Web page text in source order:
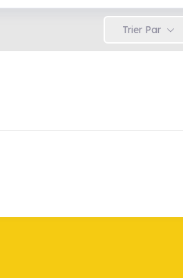
Trier Par